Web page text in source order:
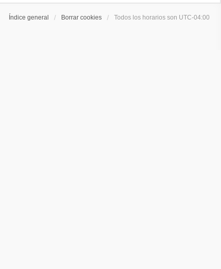
Índice general Borrar cookies Todos los horarios son UTC-04:00